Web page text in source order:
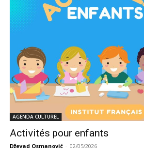
AGENDA CULTUREL
Activités pour enfants
Dževad Osmanović - 02/05/2026